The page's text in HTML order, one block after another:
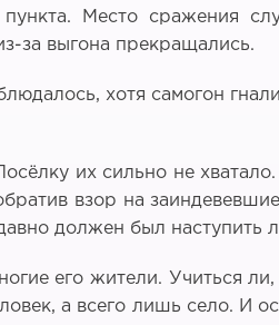
Место сражения
за выгона прекращались.
хотя самогон
их сильно не
взор на
должен был наступить
его жители. Учиться ли,
а всего лишь село. И